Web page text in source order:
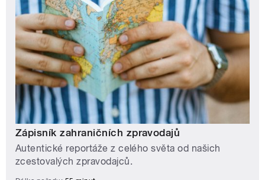
Zápisník zahraničních zpravodajů
Autentické reportáže z celého světa od našich
zcestovalých zpravodajců.